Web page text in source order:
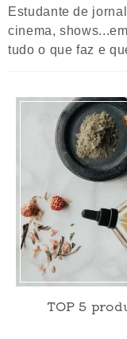
Estudante de
cinema,
tudo o que faz e
TOP 5